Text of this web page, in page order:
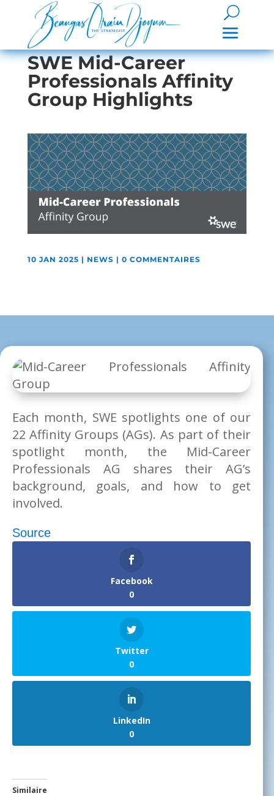
SWE Mid-Career
Professionals Affinity
Group Highlights
10 JAN 2025 | NEWS | 0 COMMENTAIRES
Each month, SWE spotlights one of our
22 Affinity Groups (AGs). As part of their
spotlight month, the Mid-Career
Professionals AG shares their AG’s
background, goals, and how to get
involved.
Source
Facebook
0
Twitter
0
LinkedIn
0
Similaire